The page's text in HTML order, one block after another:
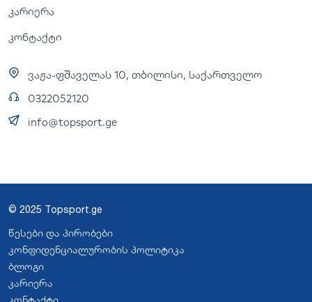
კარიერა
კონტაქტი
ვაჟა-ფშაველას 10, თბილისი, საქართველო
0322052120
info@topsport.ge
© 2025 Topsport.ge
წესები და პირობები
კონფიდენციალურობის პოლიტიკა
ბლოგი
კარიერა